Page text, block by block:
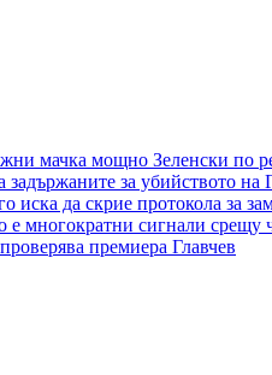
мачка мощно Зеленски по
за убийството на
да скрие протокола за
многократни сигнали срещу
премиера Главчев